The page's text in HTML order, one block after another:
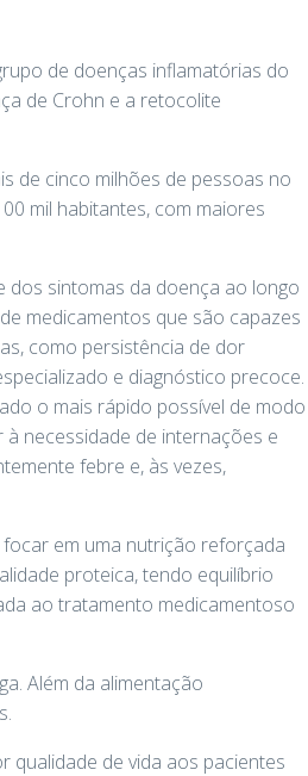
de doenças inflamatórias do
de Crohn e a retocolite
de cinco milhões de pessoas no
mil habitantes, com maiores
dos sintomas da doença ao longo
medicamentos que são capazes
como persistência de dor
e diagnóstico precoce.
o mais rápido possível de modo
necessidade de internações e
febre e, às vezes,
em uma nutrição reforçada
proteica, tendo equilíbrio
ao tratamento medicamentoso
Além da alimentação
qualidade de vida aos pacientes